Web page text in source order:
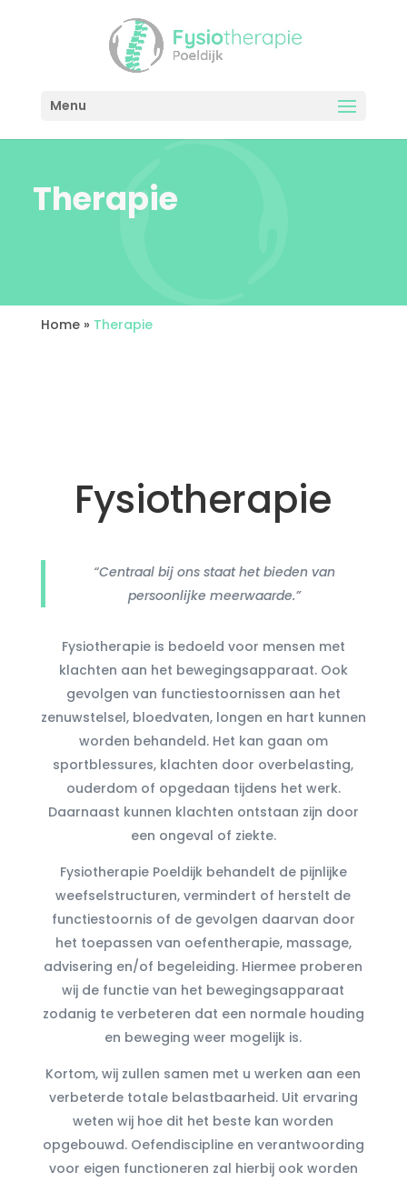
Menu
Therapie
Home» Therapie
Fysiotherapie
“Centraal bij ons staat het bieden van
persoonlijke meerwaarde.”
Fysiotherapie is bedoeld voor mensen met
klachten aan het bewegingsapparaat. Ook
gevolgen van functiestoornissen aan het
zenuwstelsel, bloedvaten, longen en hart kunnen
worden behandeld. Het kan gaan om
sportblessures, klachten door overbelasting,
ouderdom of opgedaan tijdens het werk.
Daarnaast kunnen klachten ontstaan zijn door
een ongeval of ziekte.
Fysiotherapie Poeldijk behandelt de pijnlijke
weefselstructuren, vermindert of herstelt de
functiestoornis of de gevolgen daarvan door
het toepassen van oefentherapie, massage,
advisering en/of begeleiding. Hiermee proberen
wij de functie van het bewegingsapparaat
zodanig te verbeteren dat een normale houding
en beweging weer mogelijk is.
Kortom, wij zullen samen met u werken aan een
verbeterde totale belastbaarheid. Uit ervaring
weten wij hoe dit het beste kan worden
opgebouwd. Oefendiscipline en verantwoording
voor eigen functioneren zal hierbij ook worden